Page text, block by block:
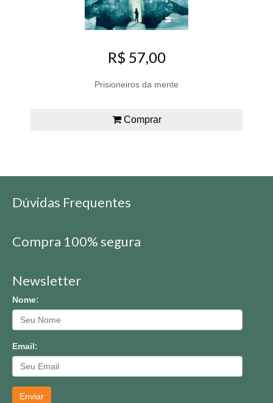
R$ 57,00
Prisioneiros da mente
Comprar
Dúvidas Frequentes
Compra 100% segura
Newsletter
Nome:
Email:
Enviar